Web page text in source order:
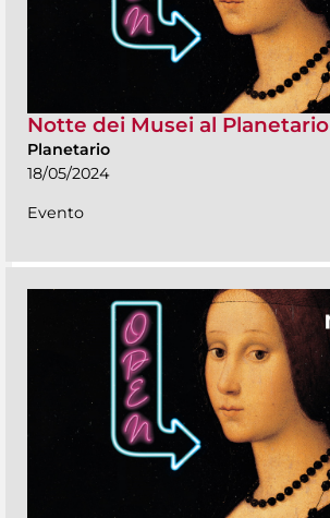
Notte dei Musei al Planetario
Planetario
18/05/2024
Evento